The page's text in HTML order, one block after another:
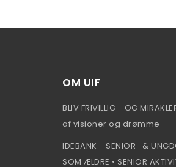
OM UIF
BLIV FRIVILLIG - OG
af visioner og drømme
IDEBANK - SENIOR- &
SOM ÆLDRE • SENIOR